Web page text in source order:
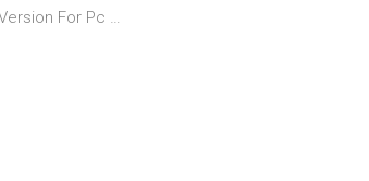
For Pc …